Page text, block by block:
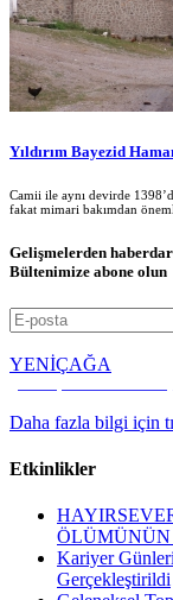
Yıldırım Bayezid
Camii ile aynı devirde
fakat mimari bakımdan
Gelişmelerden
Bültenimize abone olun
YENİÇAĞA
Daha fazla bilgi için
Etkinlikler
ÖLÜMÜNÜN
Kariyer
Gerçekleştirildi